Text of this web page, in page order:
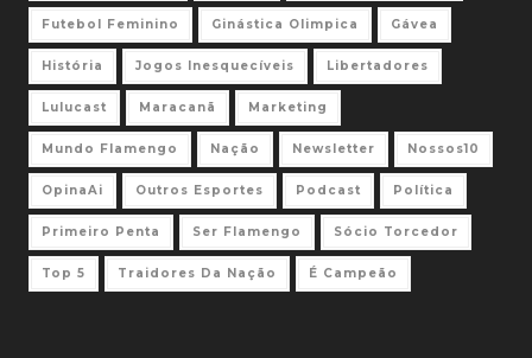
Futebol Feminino Ginástica Olimpica Gávea
História Jogos Inesquecíveis Libertadores
Lulucast Maracanã Marketing
Mundo Flamengo Nação Newsletter Nossos10
OpinaAi Outros Esportes Podcast Política
Primeiro Penta Ser Flamengo Sócio Torcedor
Top 5 Traidores Da Nação É Campeão